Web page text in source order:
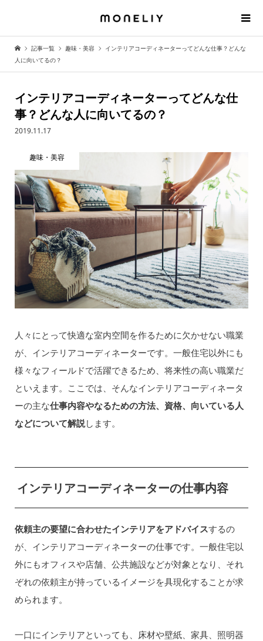
記事一覧 趣味・美容
インテリアコーディネーターってどんな仕事？どんな
人に向いてるの？
インテリアコーディネーターってどんな仕
事？どんな人に向いてるの？
2019.11.17
趣味・美容
人々にとって快適な室内空間を作るために欠かせない職業
が、インテリアコーディネーターです。一般住宅以外にも
様々なフィールドで活躍できるため、将来性の高い職業だ
といえます。ここでは、そんなインテリアコーディネータ
ーの主な仕事内容やなるための方法、資格、向いている人
などについて解説します。
インテリアコーディネーターの仕事内容
依頼主の要望に合わせたインテリアをアドバイスするの
が、インテリアコーディネーターの仕事です。一般住宅以
外にもオフィスや店舗、公共施設などが対象となり、それ
ぞれの依頼主が持っているイメージを具現化することが求
められます。
一口にインテリアといっても、床材や壁紙、家具、照明器